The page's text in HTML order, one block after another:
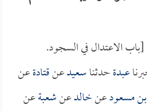
[باب الاعتدال في السجود.
عبدةحدثناسعيدعنقتادةعن
مسعودعنخالدعنشعبةعن